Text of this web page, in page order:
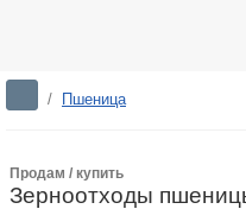
/ Пшеница
Продам / купить
Зерноотходы